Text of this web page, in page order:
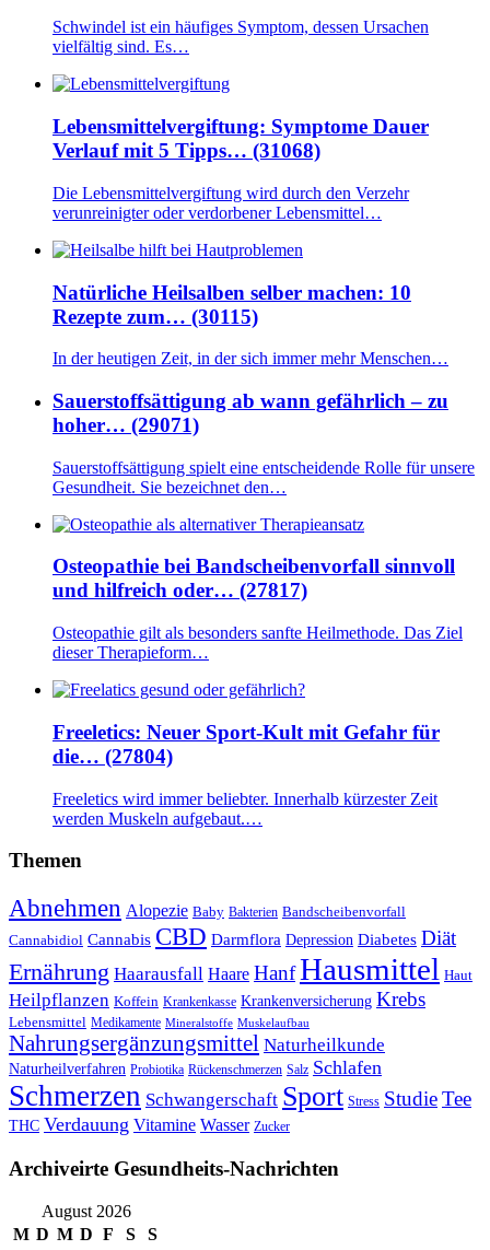
Schwindel ist ein häufiges Symptom, dessen Ursachen
vielfältig sind. Es…
Lebensmittelvergiftung: Symptome Dauer
Verlauf mit 5 Tipps… (31068)
Die Lebensmittelvergiftung wird durch den Verzehr
verunreinigter oder verdorbener Lebensmittel…
Natürliche Heilsalben selber machen: 10
Rezepte zum… (30115)
In der heutigen Zeit, in der sich immer mehr Menschen…
Sauerstoffsättigung ab wann gefährlich – zu
hoher… (29071)
Sauerstoffsättigung spielt eine entscheidende Rolle für unsere
Gesundheit. Sie bezeichnet den…
Osteopathie bei Bandscheibenvorfall sinnvoll
und hilfreich oder… (27817)
Osteopathie gilt als besonders sanfte Heilmethode. Das Ziel
dieser Therapieform…
Freeletics: Neuer Sport-Kult mit Gefahr für
die… (27804)
Freeletics wird immer beliebter. Innerhalb kürzester Zeit
werden Muskeln aufgebaut.…
Themen
Abnehmen Alopezie Baby Bakterien Bandscheibenvorfall
Cannabidiol Cannabis CBD Darmflora Depression Diabetes Diät
Ernährung Haarausfall Haare HanfHausmittel Haut
Heilpflanzen Koffein Krankenkasse Krankenversicherung Krebs
Lebensmittel Medikamente Mineralstoffe Muskelaufbau
Nahrungsergänzungsmittel Naturheilkunde
Naturheilverfahren Probiotika Rückenschmerzen Salz Schlafen
Schmerzen Schwangerschaft Sport Stress StudieTee
THC Verdauung Vitamine Wasser Zucker
Archiveirte Gesundheits-Nachrichten
August 2026
M D M D F S
S